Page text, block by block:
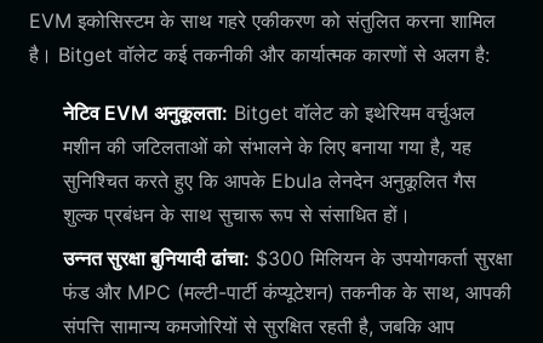
EVM इकोसिस्टम के साथ गहरे एकीकरण को संतुलित करना शामिल
है। Bitget वॉलेट कई तकनीकी और कार्यात्मक कारणों से अलग है:
नेटिव EVM अनुकूलता: Bitget वॉलेट को इथेरियम वर्चुअल
मशीन की जटिलताओं को संभालने के लिए बनाया गया है, यह
सुनिश्चित करते हुए कि आपके Ebula लेनदेन अनुकूलित गैस
शुल्क प्रबंधन के साथ सुचारू रूप से संसाधित हों।
उन्नत सुरक्षा बुनियादी ढांचा: $300 मिलियन के उपयोगकर्ता सुरक्षा
फंड और MPC (मल्टी-पार्टी कंप्यूटेशन) तकनीक के साथ, आपकी
संपत्ति सामान्य कमजोरियों से सुरक्षित रहती है, जबकि आप